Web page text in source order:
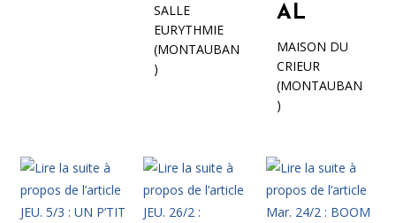
SALLE
EURYTHMIE
(MONTAUBAN
)
AL
MAISON DU
CRIEUR
(MONTAUBAN
)